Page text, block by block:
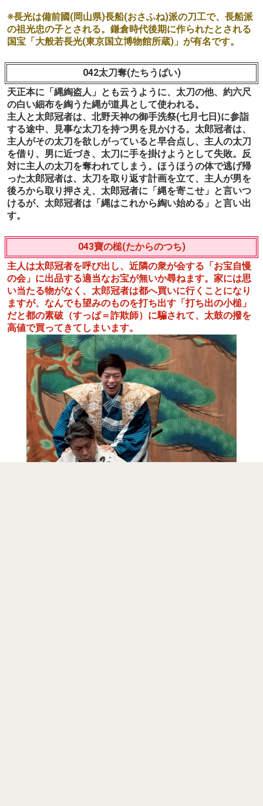
※長光は備前國(岡山県)長船(おさふね)派の刀工で、長船派
の祖光忠の子とされる。鎌倉時代後期に作られたとされる
国宝「大般若長光(東京国立博物館所蔵)」が有名です。
042太刀奪(たちうばい)
天正本に「縄綯盗人」とも云うように、太刀の他、約六尺
の白い細布を綯うた縄が道具として使われる。
主人と太郎冠者は、北野天神の御手洗祭(七月七日)に参詣
する途中、見事な太刀を持つ男を見かける。太郎冠者は、
主人がその太刀を欲しがっていると早合点し、主人の太刀
を借り、男に近づき、太刀に手を掛けようとして失敗。反
対に主人の太刀を奪われてしまう。ほうほうの体で逃げ帰
った太郎冠者は、太刀を取り返す計画を立て、主人が男を
後ろから取り押さえ、太郎冠者に「縄を寄こせ」と言いつ
けるが、太郎冠者は「縄はこれから綯い始める」と言い出
す。
043寶の槌(たからのつち)
主人は太郎冠者を呼び出し、近隣の衆が会する「お宝自慢
の会」に出品する適当なお宝が無いか尋ねます。家には思
い当たる物がなく、太郎冠者は都へ買いに行くことになり
ますが、なんでも望みのものを打ち出す「打ち出の小槌」
だと都の素破（すっぱ＝詐欺師）に騙されて、太鼓の撥を
高値で買ってきてしまいます。